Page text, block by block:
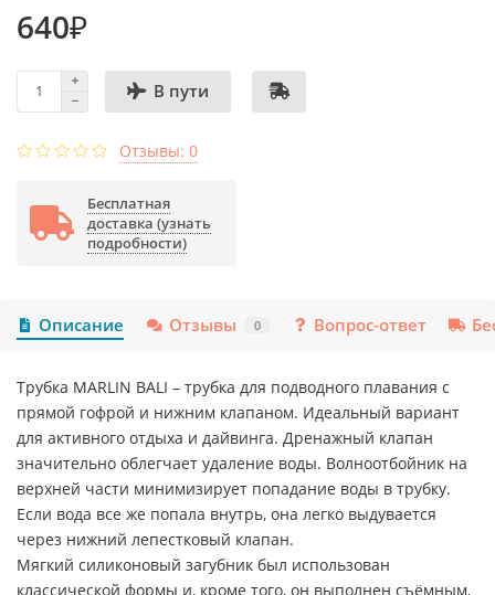
640₽
В пути
Отзывы: 0
Бесплатная
доставка (узнать
подробности)
Описание Отзывы 0 Вопрос-ответ
Трубка MARLIN BALI – трубка для подводного плавания с
прямой гофрой и нижним клапаном. Идеальный вариант
для активного отдыха и дайвинга. Дренажный клапан
значительно облегчает удаление воды. Волноотбойник на
верхней части минимизирует попадание воды в трубку.
Если вода все же попала внутрь, она легко выдувается
через нижний лепестковый клапан.
Мягкий силиконовый загубник был использован
классической формы и, кроме того, он выполнен съёмным,